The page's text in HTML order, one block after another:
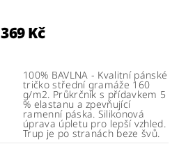
369 Kč
100% BAVLNA - Kvalitní pánské
tričko střední gramáže 160
g/m2. Průkrčník s přídavkem 5
% elastanu a zpevňující
ramenní páska. Silikonová
úprava úpletu pro lepší vzhled.
Trup je po stranách beze švů.